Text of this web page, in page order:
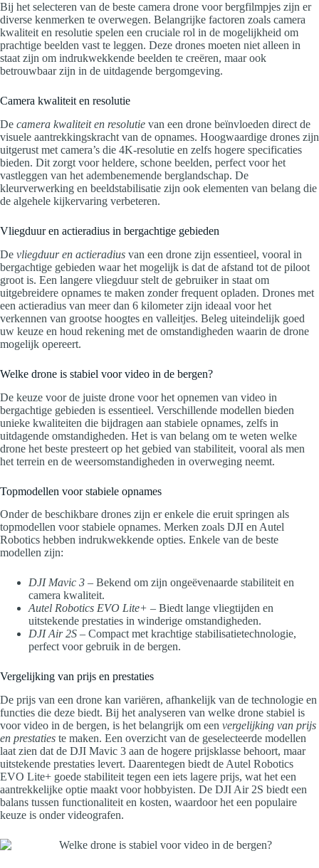
Bij het selecteren van de beste camera drone voor bergfilmpjes zijn er
diverse kenmerken te overwegen. Belangrijke factoren zoals camera
kwaliteit en resolutie spelen een cruciale rol in de mogelijkheid om
prachtige beelden vast te leggen. Deze drones moeten niet alleen in
staat zijn om indrukwekkende beelden te creëren, maar ook
betrouwbaar zijn in de uitdagende bergomgeving.
Camera kwaliteit en resolutie
De camera kwaliteit en resolutie van een drone beïnvloeden direct de
visuele aantrekkingskracht van de opnames. Hoogwaardige drones zijn
uitgerust met camera’s die 4K-resolutie en zelfs hogere specificaties
bieden. Dit zorgt voor heldere, schone beelden, perfect voor het
vastleggen van het adembenemende berglandschap. De
kleurverwerking en beeldstabilisatie zijn ook elementen van belang die
de algehele kijkervaring verbeteren.
Vliegduur en actieradius in bergachtige gebieden
De vliegduur en actieradius van een drone zijn essentieel, vooral in
bergachtige gebieden waar het mogelijk is dat de afstand tot de piloot
groot is. Een langere vliegduur stelt de gebruiker in staat om
uitgebreidere opnames te maken zonder frequent opladen. Drones met
een actieradius van meer dan 6 kilometer zijn ideaal voor het
verkennen van grootse hoogtes en valleitjes. Beleg uiteindelijk goed
uw keuze en houd rekening met de omstandigheden waarin de drone
mogelijk opereert.
Welke drone is stabiel voor video in de bergen?
De keuze voor de juiste drone voor het opnemen van video in
bergachtige gebieden is essentieel. Verschillende modellen bieden
unieke kwaliteiten die bijdragen aan stabiele opnames, zelfs in
uitdagende omstandigheden. Het is van belang om te weten welke
drone het beste presteert op het gebied van stabiliteit, vooral als men
het terrein en de weersomstandigheden in overweging neemt.
Topmodellen voor stabiele opnames
Onder de beschikbare drones zijn er enkele die eruit springen als
topmodellen voor stabiele opnames. Merken zoals DJI en Autel
Robotics hebben indrukwekkende opties. Enkele van de beste
modellen zijn:
DJI Mavic 3 – Bekend om zijn ongeëvenaarde stabiliteit en
camera kwaliteit.
Autel Robotics EVO Lite+ – Biedt lange vliegtijden en
uitstekende prestaties in winderige omstandigheden.
DJI Air 2S – Compact met krachtige stabilisatietechnologie,
perfect voor gebruik in de bergen.
Vergelijking van prijs en prestaties
De prijs van een drone kan variëren, afhankelijk van de technologie en
functies die deze biedt. Bij het analyseren van welke drone stabiel is
voor video in de bergen, is het belangrijk om een vergelijking van prijs
en prestaties te maken. Een overzicht van de geselecteerde modellen
laat zien dat de DJI Mavic 3 aan de hogere prijsklasse behoort, maar
uitstekende prestaties levert. Daarentegen biedt de Autel Robotics
EVO Lite+ goede stabiliteit tegen een iets lagere prijs, wat het een
aantrekkelijke optie maakt voor hobbyisten. De DJI Air 2S biedt een
balans tussen functionaliteit en kosten, waardoor het een populaire
keuze is onder videografen.